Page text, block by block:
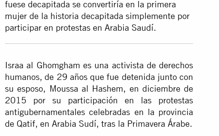
fuese decapitada se convertiría en la primera
mujer de la historia decapitada simplemente por
participar en protestas en Arabia Saudí.
Israa al Ghomgham es una activista de derechos
humanos, de 29 años que fue detenida junto con
su esposo, Moussa al Hashem, en diciembre de
2015 por su participación en las protestas
antigubernamentales celebradas en la provincia
de Qatif, en Arabia Sudí, tras la Primavera Árabe.